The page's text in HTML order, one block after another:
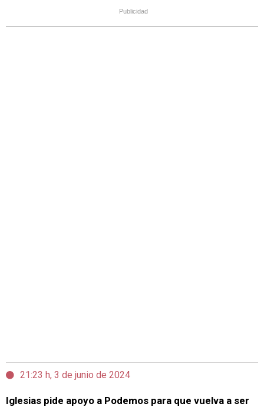
Publicidad
21:23 h, 3 de junio de 2024
Iglesias pide apoyo a Podemos para que vuelva a ser